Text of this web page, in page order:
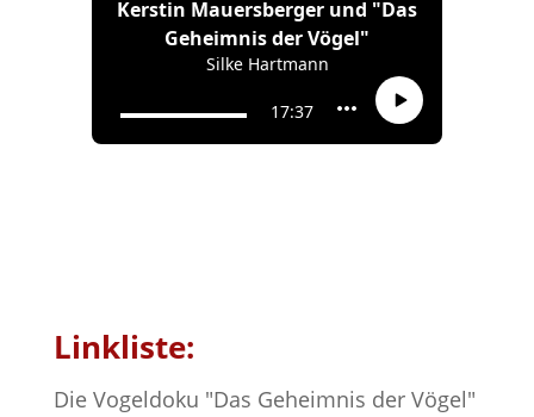
Linkliste:
Die Vogeldoku "Das Geheimnis der Vögel"